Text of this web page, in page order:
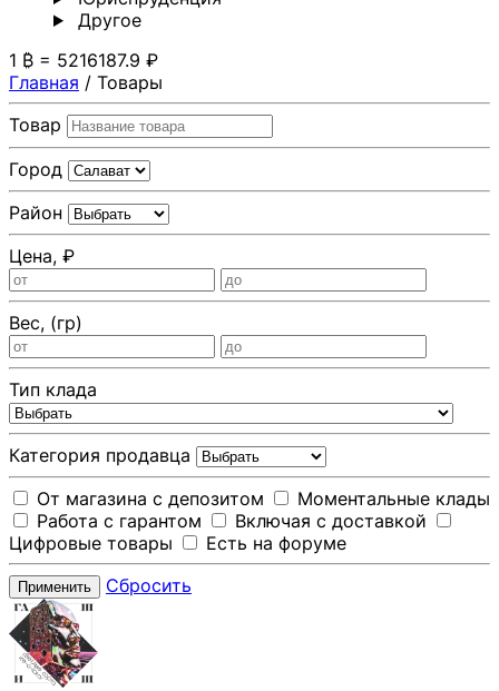
Другoе
1 ₿ = 5216187.9 ₽
Главная / Товары
Товар
Город
Район
Цена, ₽
Вес, (гр)
Тип клада
Категория продавца
От магазина с депозитом
Моментальные клады
Работа с гарантом
Включая с доставкой
Цифровые товары
Есть на форуме
Применить Сбросить